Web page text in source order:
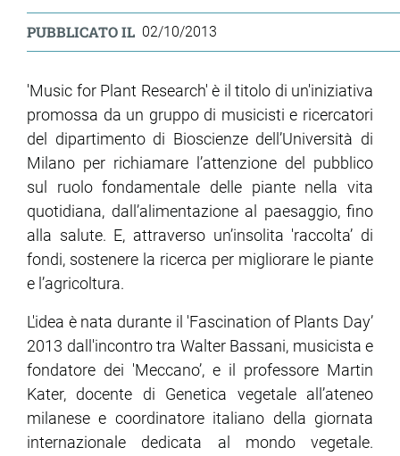
PUBBLICATO IL 02/10/2013
'Music for Plant Research' è il titolo di un'iniziativa
promossa da un gruppo di musicisti e ricercatori
del dipartimento di Bioscienze dell’Università di
Milano per richiamare l’attenzione del pubblico
sul ruolo fondamentale delle piante nella vita
quotidiana, dall’alimentazione al paesaggio, fino
alla salute. E, attraverso un’insolita 'raccolta’ di
fondi, sostenere la ricerca per migliorare le piante
e l’agricoltura.
L'idea è nata durante il 'Fascination of Plants Day’
2013 dall'incontro tra Walter Bassani, musicista e
fondatore dei 'Meccano’, e il professore Martin
Kater, docente di Genetica vegetale all’ateneo
milanese e coordinatore italiano della giornata
internazionale dedicata al mondo vegetale.